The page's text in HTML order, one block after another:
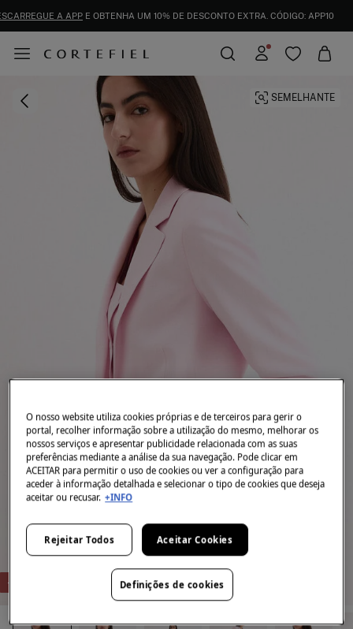
ENVIOS GRÁTIS PARA A LOJA E AO DOMICÍLIO A PARTIR DE 50€
SEMELHANTE
-76%
O nosso website utiliza cookies próprias e de terceiros para gerir o
portal, recolher informação sobre a utilização do mesmo, melhorar os
nossos serviços e apresentar publicidade relacionada com as suas
preferências mediante a análise da sua navegação. Pode clicar em
ACEITAR para permitir o uso de cookies ou ver a configuração para
aceder à informação detalhada e selecionar o tipo de cookies que deseja
aceitar ou recusar. +INFO
Rejeitar Todos Aceitar Cookies
Definições de cookies